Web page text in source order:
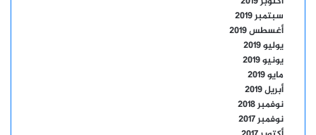
سبتمبر 2019
أغسطس 2019
يوليو 2019
يونيو 2019
مايو 2019
أبريل 2019
نوفمبر 2018
نوفمبر 2017